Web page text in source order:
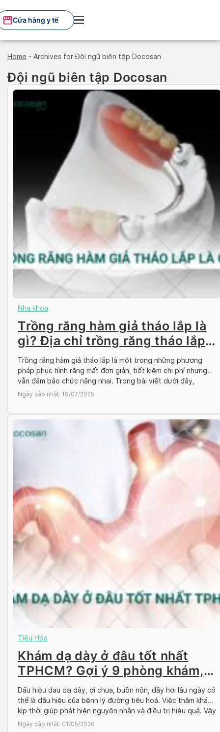
to
content
Cửa hàng y tế
Home - Archives for Đội ngũ biên tập Docosan
Đội ngũ biên tập Docosan
Nha khoa
Trồng răng hàm giả tháo lắp là
gì? Địa chỉ trồng răng tháo lắp
uy tín
Trồng răng hàm giả tháo lắp là một trong những phương
pháp phục hình răng mất đơn giản, tiết kiệm chi phí nhưng
vẫn đảm bảo chức năng nhai. Trong bài viết dưới đây,
Docosan sẽ giúp bạn tìm hiểu rõ hơn về loại răng giả này và
Ngày cập nhật: 18/07/2025
Tiêu Hóa
Khám dạ dày ở đâu tốt nhất
TPHCM? Gợi ý 9 phòng khám,
bệnh viện uy tín
Dấu hiệu đau dạ dày, ợi chua, buồn nôn, đầy hơi lâu ngày có
thể là dấu hiệu của bệnh lý đường tiêu hoá. Việc thăm khám
kịp thời giúp phát hiện nguyên nhân và điều trị hiệu quả. Vậy
khám dạ dày ở đâu tốt nhất TPHCM? Hãy cùng Docosan
Ngày cập nhật: 01/05/2026